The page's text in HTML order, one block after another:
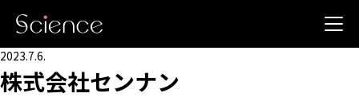
2023.7.6.
株式会社センナン